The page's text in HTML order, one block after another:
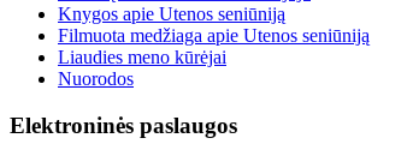
Knygos apie Utenos seniūniją
Filmuota medžiaga apie Utenos seniūniją
Liaudies meno kūrėjai
Nuorodos
Elektroninės paslaugos